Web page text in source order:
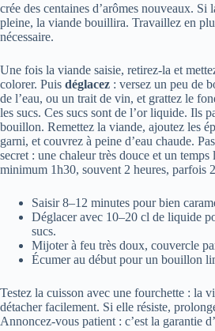
crée des centaines d’arômes nouveaux. Si
pleine, la viande bouillira. Travaillez en
nécessaire.
Une fois la viande saisie, retirez-la et
colorer. Puis déglacez : versez un peu de
de l’eau, ou un trait de vin, et grattez le
les sucs. Ces sucs sont de l’or liquide. Ils
bouillon. Remettez la viande, ajoutez les
garni, et couvrez à peine d’eau chaude.
secret : une chaleur très douce et un
minimum 1h30, souvent 2 heures, parfois
Saisir 8–12 minutes pour bien
Déglacer avec 10–20 cl de liquide
sucs.
Mijoter à feu très doux, couvercle
Écumer au début pour un bouillon
Testez la cuisson avec une fourchette : la
détacher facilement. Si elle résiste,
Annoncez-vous patient : c’est la garantie